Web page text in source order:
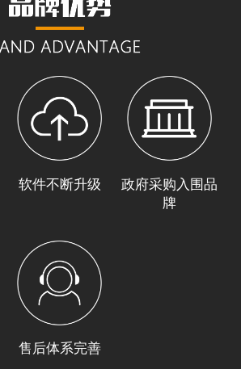
软件不断升级
政府采购入围品
牌
售后体系完善